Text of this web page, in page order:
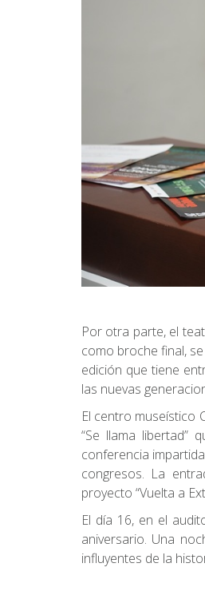
Por otra parte, el
como broche final,
edición que tiene
las nuevas
El centro museístico
“Se llama
conferencia
congresos. La
proyecto “Vuelta a
El día 16, en el
aniversario. Una
influyentes de la